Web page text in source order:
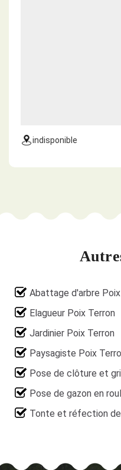
indisponible
Abattage d'arbre
Elagueur Poix Terron
Jardinier Poix Terron
Paysagiste Poix
Pose de clôture et
Pose de gazon en
Tonte et réfection